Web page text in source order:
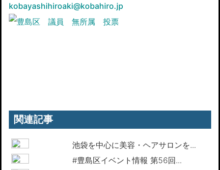
kobayashihiroaki@kobahiro.jp
関連記事
池袋を中心に美容・ヘアサロンを...
#豊島区イベント情報 第56回...